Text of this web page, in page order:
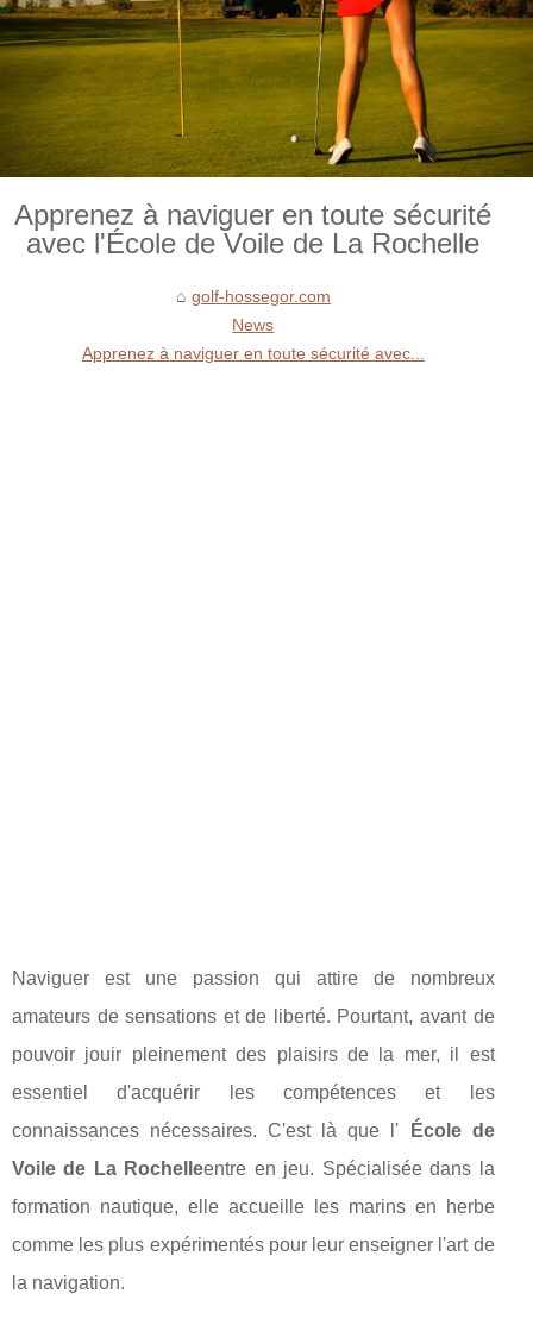
Apprenez à naviguer en toute sécurité
avec l'École de Voile de La Rochelle
golf-hossegor.com
News
Apprenez à naviguer en toute sécurité avec...
Naviguer est une passion qui attire de nombreux
amateurs de sensations et de liberté. Pourtant, avant de
pouvoir jouir pleinement des plaisirs de la mer, il est
essentiel d'acquérir les compétences et les
connaissances nécessaires. C'est là que l'
École de
Voile de La Rochelleentre en jeu. Spécialisée dans la
formation nautique, elle accueille les marins en herbe
comme les plus expérimentés pour leur enseigner l'art de
la navigation.